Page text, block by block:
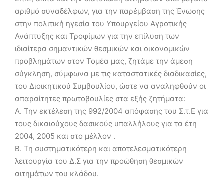
αριθμό συναδέλφων, για την παρέμβαση της Ένωσης
στην πολιτική ηγεσία του Υπουργείου Αγροτικής
Ανάπτυξης και Τροφίμων για την επίλυση των
ιδιαίτερα σημαντικών θεσμικών και οικονομικών
προβλημάτων στον Τομέα μας, ζητάμε την άμεση
σύγκληση, σύμφωνα με τις καταστατικές διαδικασίες,
του Διοικητικού Συμβουλίου, ώστε να αναληφθούν οι
απαραίτητες πρωτοβουλίες στα εξής ζητήματα:
Α. Την εκτέλεση της 992/2004 απόφασης του Σ.τ.Ε για
τους δικαιούχους δασικούς υπαλλήλους για τα έτη
2004, 2005 και στο μέλλον .
Β. Τη συστηματικότερη και αποτελεσματικότερη
λειτουργία του Δ.Σ για την προώθηση θεσμικών
αιτημάτων του κλάδου.